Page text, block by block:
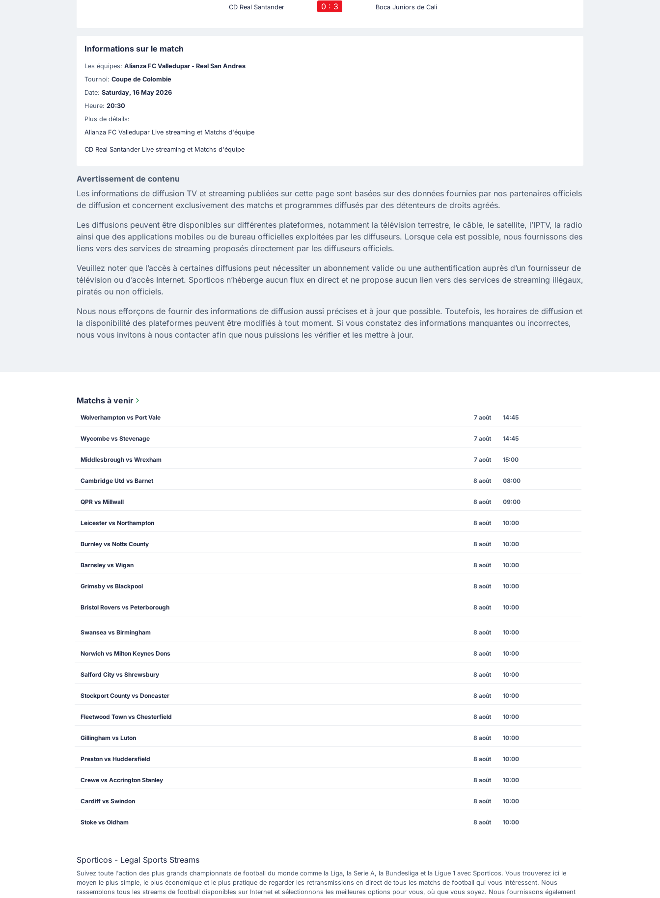
CD Real Santander
0 : 3 Boca Juniors de Cali
Informations sur le match
Les équipes: Alianza FC Valledupar - Real San Andres
Tournoi: Coupe de Colombie
Date: Saturday, 16 May 2026
Heure: 20:30
Plus de détails:
Alianza FC Valledupar Live streaming et Matchs d'équipe
CD Real Santander Live streaming et Matchs d'équipe
Avertissement de contenu
Les informations de diffusion TV et streaming publiées sur cette page sont basées sur des données fournies par nos partenaires officiels
de diffusion et concernent exclusivement des matchs et programmes diffusés par des détenteurs de droits agréés.
Les diffusions peuvent être disponibles sur différentes plateformes, notamment la télévision terrestre, le câble, le satellite, l’IPTV, la radio
ainsi que des applications mobiles ou de bureau officielles exploitées par les diffuseurs. Lorsque cela est possible, nous fournissons des
liens vers des services de streaming proposés directement par les diffuseurs officiels.
Veuillez noter que l’accès à certaines diffusions peut nécessiter un abonnement valide ou une authentification auprès d’un fournisseur de
télévision ou d’accès Internet. Sporticos n’héberge aucun flux en direct et ne propose aucun lien vers des services de streaming illégaux,
piratés ou non officiels.
Nous nous efforçons de fournir des informations de diffusion aussi précises et à jour que possible. Toutefois, les horaires de diffusion et
la disponibilité des plateformes peuvent être modifiés à tout moment. Si vous constatez des informations manquantes ou incorrectes,
nous vous invitons à nous contacter afin que nous puissions les vérifier et les mettre à jour.
Matchs à venir
Wolverhampton vs Port Vale 7 août 14:45
Wycombe vs Stevenage 7 août 14:45
Middlesbrough vs Wrexham 7 août 15:00
Cambridge Utd vs Barnet 8 août 08:00
QPR vs Millwall 8 août 09:00
Leicester vs Northampton 8 août 10:00
Burnley vs Notts County 8 août 10:00
Barnsley vs Wigan 8 août 10:00
Grimsby vs Blackpool 8 août 10:00
Bristol Rovers vs Peterborough 8 août 10:00
Swansea vs Birmingham 8 août 10:00
Norwich vs Milton Keynes Dons 8 août 10:00
Salford City vs Shrewsbury 8 août 10:00
Stockport County vs Doncaster 8 août 10:00
Fleetwood Town vs Chesterfield 8 août 10:00
Gillingham vs Luton 8 août 10:00
Preston vs Huddersfield 8 août 10:00
Crewe vs Accrington Stanley 8 août 10:00
Cardiff vs Swindon 8 août 10:00
Stoke vs Oldham 8 août 10:00
Sporticos - Legal Sports Streams
Suivez toute l'action des plus grands championnats de football du monde comme la Liga, la Serie A, la Bundesliga et la Ligue 1 avec Sporticos. Vous trouverez ici le
moyen le plus simple, le plus économique et le plus pratique de regarder les retransmissions en direct de tous les matchs de football qui vous intéressent. Nous
rassemblons tous les streams de football disponibles sur Internet et sélectionnons les meilleures options pour vous, où que vous soyez. Nous fournissons également